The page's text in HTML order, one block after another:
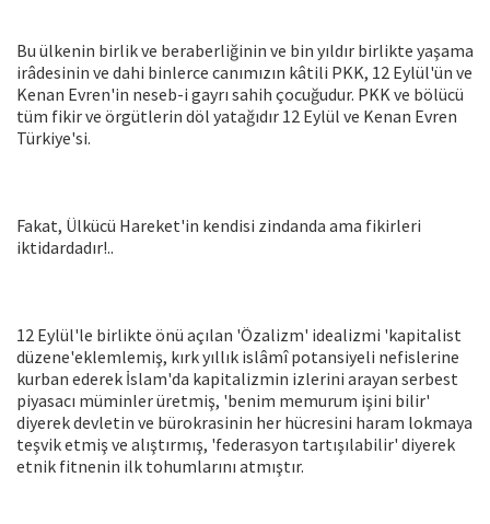
Bu ülkenin birlik ve beraberliğinin ve bin yıldır birlikte yaşama
irâdesinin ve dahi binlerce canımızın kâtili PKK, 12 Eylül'ün ve
Kenan Evren'in neseb-i gayrı sahih çocuğudur. PKK ve bölücü
tüm fikir ve örgütlerin döl yatağıdır 12 Eylül ve Kenan Evren
Türkiye'si.
Fakat, Ülkücü Hareket'in kendisi zindanda ama fikirleri
iktidardadır!..
12 Eylül'le birlikte önü açılan 'Özalizm' idealizmi 'kapitalist
düzene'eklemlemiş, kırk yıllık islâmî potansiyeli nefislerine
kurban ederek İslam'da kapitalizmin izlerini arayan serbest
piyasacı müminler üretmiş, 'benim memurum işini bilir'
diyerek devletin ve bürokrasinin her hücresini haram lokmaya
teşvik etmiş ve alıştırmış, 'federasyon tartışılabilir' diyerek
etnik fitnenin ilk tohumlarını atmıştır.